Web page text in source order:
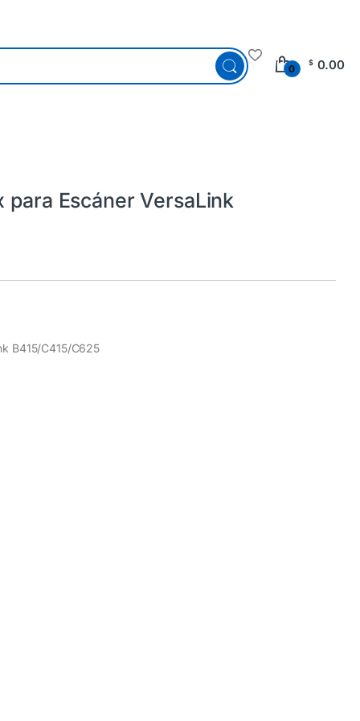
0
$ 0.00
Escáner VersaLink
B415/C415/C625